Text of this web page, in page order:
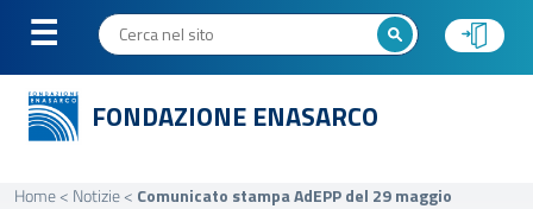
FONDAZIONE ENASARCO
Home< Notizie< Comunicato stampa AdEPP del 29 maggio